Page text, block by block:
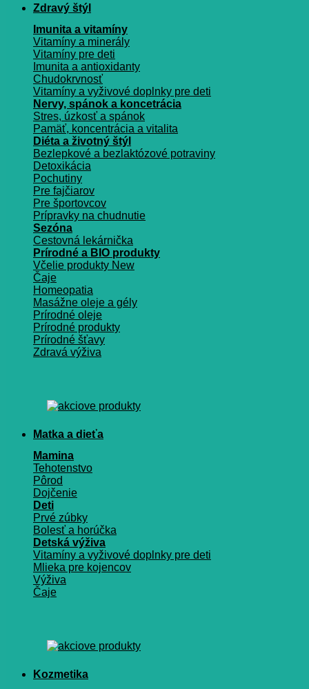
Zdravý štýl
Imunita a vitamíny
Vitamíny a minerály
Vitamíny pre deti
Imunita a antioxidanty
Chudokrvnosť
Vitamíny a vyživové doplnky pre deti
Nervy, spánok a koncetrácia
Stres, úzkosť a spánok
Pamäť, koncentrácia a vitalita
Diéta a životný štýl
Bezlepkové a bezlaktózové potraviny
Detoxikácia
Pochutiny
Pre fajčiarov
Pre športovcov
Prípravky na chudnutie
Sezóna
Cestovná lekárnička
Prírodné a BIO produkty
Včelie produkty
Čaje
Homeopatia
Masážne oleje a gély
Prírodné oleje
Prírodné produkty
Prírodné šťavy
Zdravá výživa
Matka a dieťa
Mamina
Tehotenstvo
Pôrod
Dojčenie
Deti
Prvé zúbky
Bolesť a horúčka
Detská výživa
Vitamíny a vyživové doplnky pre deti
Mlieka pre kojencov
Výživa
Čaje
Kozmetika